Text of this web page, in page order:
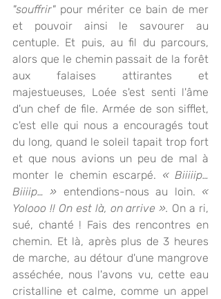
"souffrir" pour mériter ce bain de mer
et pouvoir ainsi le savourer au
centuple. Et puis, au fil du parcours,
alors que le chemin passait de la forêt
aux falaises attirantes et
majestueuses, Loée s'est senti l'âme
d'un chef de file. Armée de son sifflet,
c'est elle qui nous a encouragés tout
du long, quand le soleil tapait trop fort
et que nous avions un peu de mal à
monter le chemin escarpé. « Biiiiip…
Biiiip… » entendions-nous au loin. «
Yolooo !! On est là, on arrive ». On a ri,
sué, chanté ! Fais des rencontres en
chemin. Et là, après plus de 3 heures
de marche, au détour d'une mangrove
asséchée, nous l'avons vu, cette eau
cristalline et calme, comme un appel